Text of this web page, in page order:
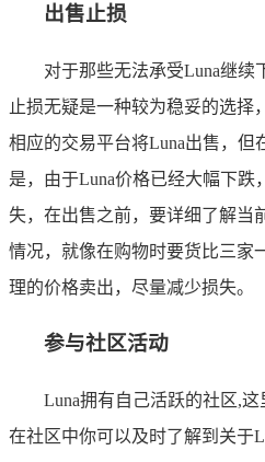
出售止损
对于那些无法承受Luna继续
止损无疑是一种较为稳妥的选择
相应的交易平台将Luna出售，但
是，由于Luna价格已经大幅下跌
失，在出售之前，要详细了解当
情况，就像在购物时要货比三家
理的价格卖出，尽量减少损失。
参与社区活动
Luna拥有自己活跃的社区,这
在社区中你可以及时了解到关于